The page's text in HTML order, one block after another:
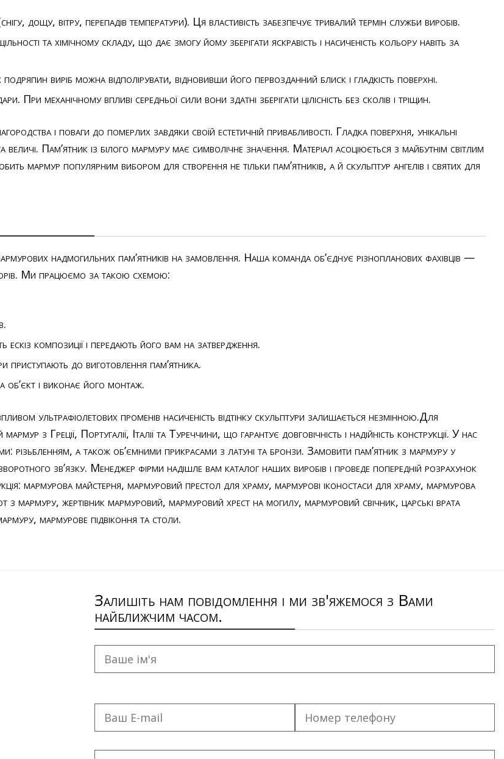
дощу, вітру, перепадів температури). Ця властивість забезпечує тривалий термін служби виробів.
та хімічному складу, що дає змогу йому зберігати яскравість і насиченість кольору навіть за
виріб можна відполірувати, відновивши його первозданний блиск і гладкість поверхні.
При механічному впливі середньої сили вони здатні зберігати цілісність без сколів і тріщин.
і поваги до померлих завдяки своїй естетичній привабливості. Гладка поверхня, унікальні
величі. Пам’ятник із білого мармуру має символічне значення. Матеріал асоціюється з майбутнім світлим
мармур популярним вибором для створення не тільки пам’ятників, а й скульптур ангелів і святих для
надмогильних пам’ятників на замовлення. Наша команда об’єднує різнопланових фахівців —
Ми працюємо за такою схемою:
композиції і передають його вам на затвердження.
приступають до виготовлення пам’ятника.
об’єкт і виконає його монтаж.
ультрафіолетових променів насиченість відтінку скульптури залишається незмінною.Для
з Греції, Португалії, Італії та Туреччини, що гарантує довговічність і надійність конструкції. У нас
а також об’ємними прикрасами з латуні та бронзи. Замовити пам’ятник з мармуру у
зв’язку. Менеджер фірми надішле вам каталог наших виробів і проведе попередній розрахунок
мармурова майстерня, мармуровий престол для храму, мармурові іконостаси для храму, мармурова
з мармуру, жертівник мармуровий, мармуровий хрест на могилу, мармуровий свічник, царські врата
, мармурове підвіконня та столи.
Залишіть нам повідомлення і ми зв'яжемося з Вами
найближчим часом.